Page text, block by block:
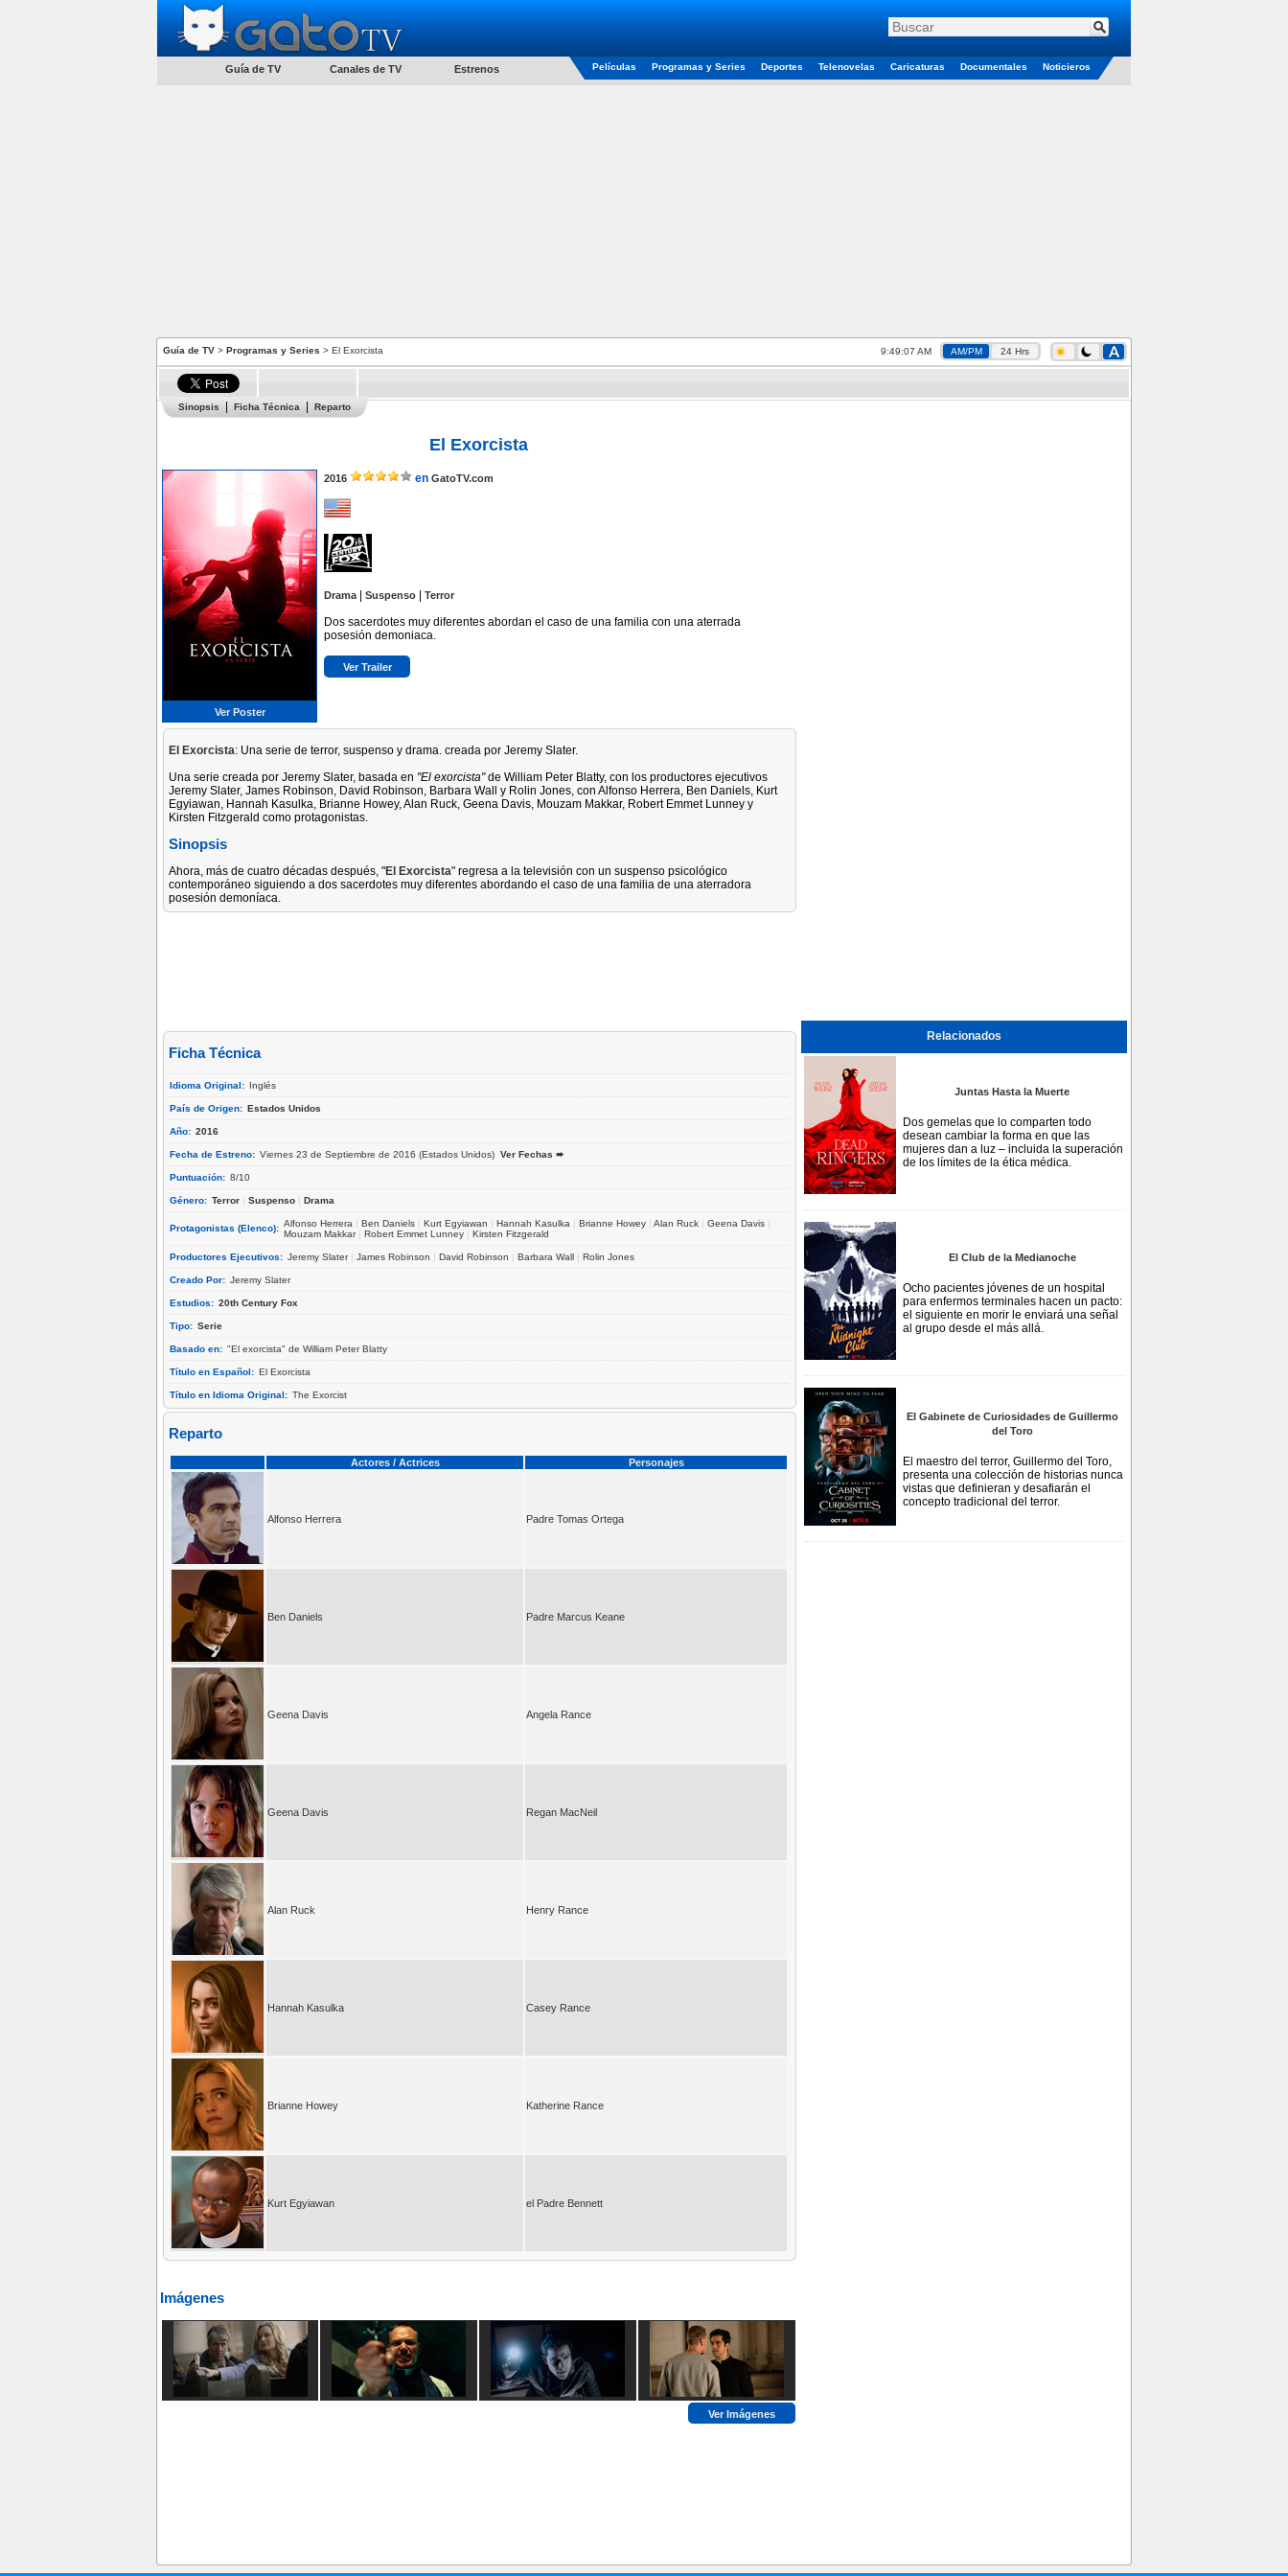
Guía de TV Canales de TV Estrenos Películas Programas y Series Deportes Telenovelas Caricaturas Documentales Noticieros
Guía de TV > Programas y Series > El Exorcista 9:49:08 AM AM/PM 24 Hrs
Sinopsis Ficha Técnica Reparto
El Exorcista
Ver Poster
2016 en GatoTV.com
Drama| Suspenso Terror
Dos sacerdotes muy diferentes abordan el caso de una familia con una aterrada
posesión demoniaca.
Ver Trailer
El Exorcista: Una serie de terror, suspenso y drama. creada por Jeremy Slater.
Una serie creada por Jeremy Slater, basada en "El exorcista"de William Peter Blatty, con los productores ejecutivos
Jeremy Slater, James Robinson, David Robinson, Barbara Wall y Rolin Jones, con Alfonso Herrera, Ben Daniels, Kurt
Egyiawan, Hannah Kasulka, Brianne Howey, Alan Ruck, Geena Davis, Mouzam Makkar, Robert Emmet Lunney y
Kirsten Fitzgerald como protagonistas.
Sinopsis
Ahora, más de cuatro décadas después, "El Exorcista" regresa a la televisión con un suspenso psicológico
contemporáneo siguiendo a dos sacerdotes muy diferentes abordando el caso de una familia de una aterradora
posesión demoníaca.
Ficha Técnica
Idioma Original: Inglés
País de Origen: Estados Unidos
Año: 2016
Fecha de Estreno: Viernes 23 de Septiembre de 2016 (Estados Unidos) Ver Fechas ➨
Puntuación: 8/10
Género: Terror | Suspenso | Drama
Protagonistas (Elenco): Alfonso Herrera | Ben Daniels | Kurt Egyiawan | Hannah Kasulka | Brianne Howey | Alan Ruck | Geena Davis |
Mouzam Makkar| Robert Emmet Lunney | Kirsten Fitzgerald
Productores Ejecutivos: Jeremy Slater| James Robinson | David Robinson | Barbara Wall | Rolin Jones
Creado Por: Jeremy Slater
Estudios: 20th Century Fox
Tipo: Serie
Basado en: "El exorcista" de William Peter Blatty
Título en Español: El Exorcista
Título en Idioma Original: The Exorcist
Reparto
Actores / Actrices Personajes
Alfonso Herrera Padre Tomas Ortega
Ben Daniels Padre Marcus Keane
Geena Davis Angela Rance
Geena Davis Regan MacNeil
Alan Ruck Henry Rance
Hannah Kasulka Casey Rance
Brianne Howey Katherine Rance
Kurt Egyiawan el Padre Bennett
Imágenes
Ver Imágenes
Relacionados
Juntas Hasta la Muerte
Dos gemelas que lo comparten todo
desean cambiar la forma en que las
mujeres dan a luz – incluida la superación
de los límites de la ética médica.
El Club de la Medianoche
Ocho pacientes jóvenes de un hospital
para enfermos terminales hacen un pacto:
el siguiente en morir le enviará una señal
al grupo desde el más allá.
El Gabinete de Curiosidades de Guillermo
del Toro
El maestro del terror, Guillermo del Toro,
presenta una colección de historias nunca
vistas que definieran y desafiarán el
concepto tradicional del terror.